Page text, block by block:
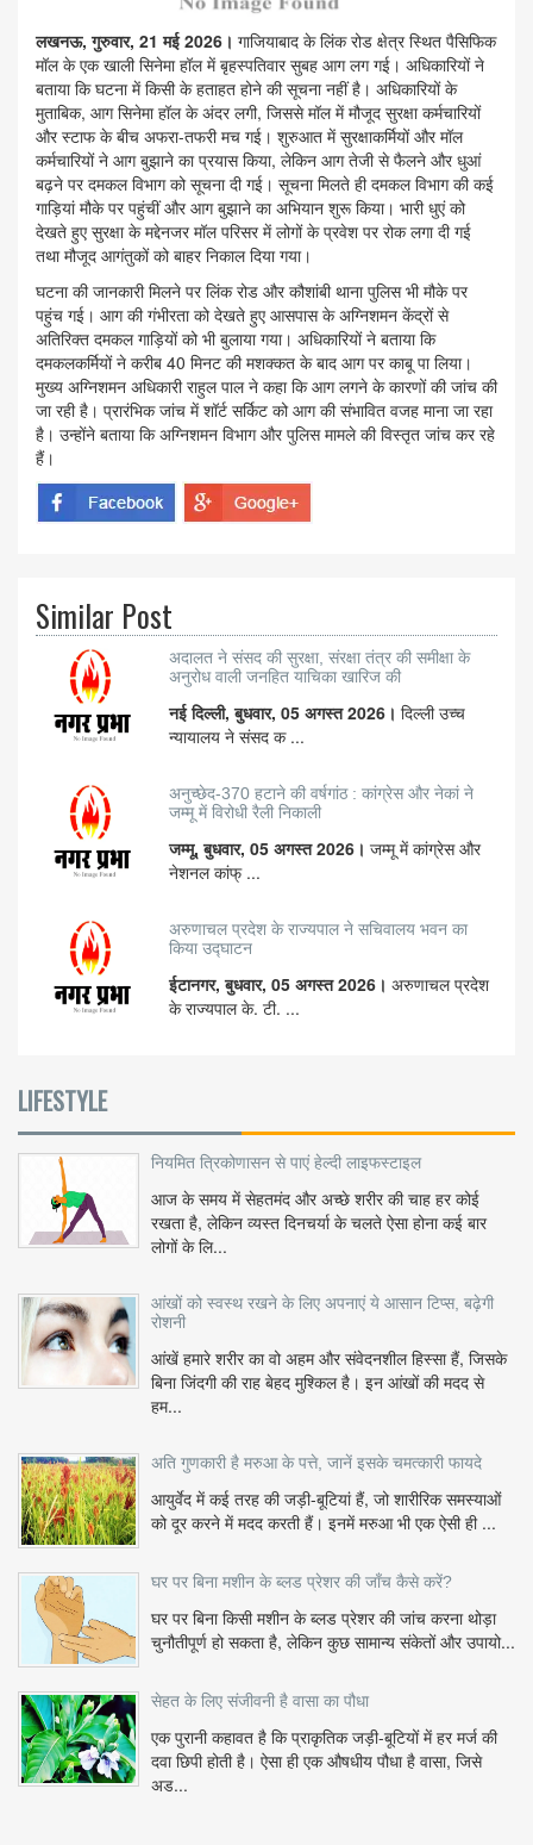
लखनऊ, गुरुवार, 21 मई 2026। गाजियाबाद के लिंक रोड क्षेत्र स्थित पैसिफिक
मॉल के एक खाली सिनेमा हॉल में बृहस्पतिवार सुबह आग लग गई। अधिकारियों ने
बताया कि घटना में किसी के हताहत होने की सूचना नहीं है। अधिकारियों के
मुताबिक, आग सिनेमा हॉल के अंदर लगी, जिससे मॉल में मौजूद सुरक्षा कर्मचारियों
और स्टाफ के बीच अफरा-तफरी मच गई। शुरुआत में सुरक्षाकर्मियों और मॉल
कर्मचारियों ने आग बुझाने का प्रयास किया, लेकिन आग तेजी से फैलने और धुआं
बढ़ने पर दमकल विभाग को सूचना दी गई। सूचना मिलते ही दमकल विभाग की कई
गाड़ियां मौके पर पहुंचीं और आग बुझाने का अभियान शुरू किया। भारी धुएं को
देखते हुए सुरक्षा के मद्देनजर मॉल परिसर में लोगों के प्रवेश पर रोक लगा दी गई
तथा मौजूद आगंतुकों को बाहर निकाल दिया गया।
घटना की जानकारी मिलने पर लिंक रोड और कौशांबी थाना पुलिस भी मौके पर
पहुंच गई। आग की गंभीरता को देखते हुए आसपास के अग्निशमन केंद्रों से
अतिरिक्त दमकल गाड़ियों को भी बुलाया गया। अधिकारियों ने बताया कि
दमकलकर्मियों ने करीब 40 मिनट की मशक्कत के बाद आग पर काबू पा लिया।
मुख्य अग्निशमन अधिकारी राहुल पाल ने कहा कि आग लगने के कारणों की जांच की
जा रही है। प्रारंभिक जांच में शॉर्ट सर्किट को आग की संभावित वजह माना जा रहा
है। उन्होंने बताया कि अग्निशमन विभाग और पुलिस मामले की विस्तृत जांच कर रहे
हैं।
Similar Post
अदालत ने संसद की सुरक्षा, संरक्षा तंत्र की समीक्षा के
अनुरोध वाली जनहित याचिका खारिज की
नई दिल्ली, बुधवार, 05 अगस्त 2026। दिल्ली उच्च
न्यायालय ने संसद क ...
अनुच्छेद-370 हटाने की वर्षगांठ : कांग्रेस और नेकां ने
जम्मू में विरोधी रैली निकाली
जम्मू, बुधवार, 05 अगस्त 2026। जम्मू में कांग्रेस और
नेशनल कांफ् ...
अरुणाचल प्रदेश के राज्यपाल ने सचिवालय भवन का
किया उद्घाटन
ईटानगर, बुधवार, 05 अगस्त 2026। अरुणाचल प्रदेश
के राज्यपाल के. टी. ...
LIFESTYLE
नियमित त्रिकोणासन से पाएं हेल्दी लाइफस्टाइल
आज के समय में सेहतमंद और अच्छे शरीर की चाह हर कोई
रखता है, लेकिन व्यस्त दिनचर्या के चलते ऐसा होना कई बार
लोगों के लि...
आंखों को स्वस्थ रखने के लिए अपनाएं ये आसान टिप्स, बढ़ेगी
रोशनी
आंखें हमारे शरीर का वो अहम और संवेदनशील हिस्सा हैं, जिसके
बिना जिंदगी की राह बेहद मुश्किल है। इन आंखों की मदद से
हम...
अति गुणकारी है मरुआ के पत्ते, जानें इसके चमत्कारी फायदे
आयुर्वेद में कई तरह की जड़ी-बूटियां हैं, जो शारीरिक समस्याओं
को दूर करने में मदद करती हैं। इनमें मरुआ भी एक ऐसी ही ...
घर पर बिना मशीन के ब्लड प्रेशर की जाँच कैसे करें?
घर पर बिना किसी मशीन के ब्लड प्रेशर की जांच करना थोड़ा
चुनौतीपूर्ण हो सकता है, लेकिन कुछ सामान्य संकेतों और उपायो...
सेहत के लिए संजीवनी है वासा का पौधा
एक पुरानी कहावत है कि प्राकृतिक जड़ी-बूटियों में हर मर्ज की
दवा छिपी होती है। ऐसा ही एक औषधीय पौधा है वासा, जिसे
अड...